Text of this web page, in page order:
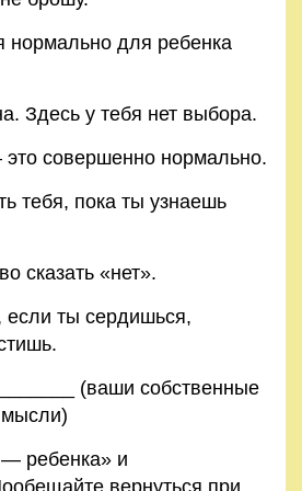
нормально для ребенка
Здесь у тебя нет выбора.
совершенно нормально.
тебя, пока ты узнаешь
сказать «нет».
если ты сердишься,
(ваши собственные
мысли)
ребенка» и
вернуться при